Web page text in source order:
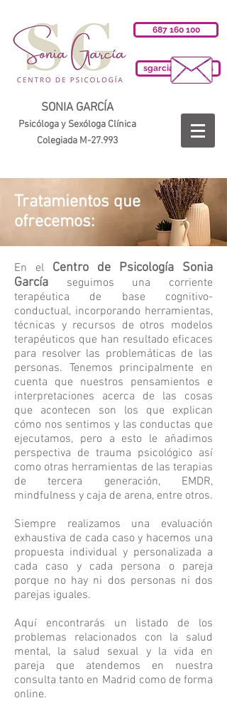
687 160 100
sgarciab@cop.es
SONIA GARCÍA
Psicóloga y Sexóloga Clínica
Colegiada M-27.993
Tratamientos que
ofrecemos:
En el Centro de Psicología Sonia
García seguimos una corriente
terapéutica de base cognitivo-
conductual, incorporando herramientas,
técnicas y recursos de otros modelos
terapéuticos que han resultado eficaces
para resolver las problemáticas de las
personas. Tenemos principalmente en
cuenta que nuestros pensamientos e
interpretaciones acerca de las cosas
que acontecen son los que explican
cómo nos sentimos y las conductas que
ejecutamos, pero a esto le añadimos
perspectiva de trauma psicológico así
como otras herramientas de las terapias
de tercera generación, EMDR,
mindfulness y caja de arena, entre otros.
Siempre realizamos una evaluación
exhaustiva de cada caso y hacemos una
propuesta individual y personalizada a
cada caso y cada persona o pareja
porque no hay ni dos personas ni dos
parejas iguales.
Aquí encontrarás un listado de los
problemas relacionados con la salud
mental, la salud sexual y la vida en
pareja que atendemos en nuestra
consulta tanto en Madrid como de forma
online.